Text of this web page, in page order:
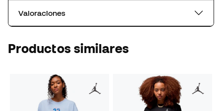
Valoraciones
Productos similares